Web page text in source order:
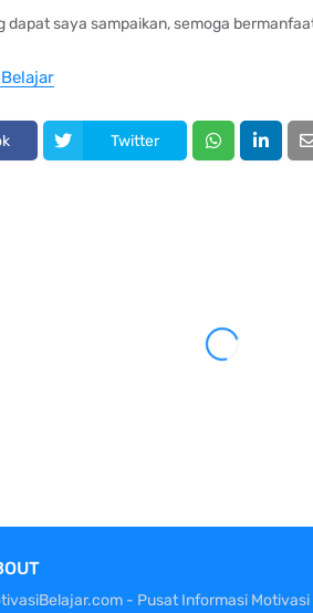
dapat saya sampaikan, semoga
Twitter
- Pusat Informasi